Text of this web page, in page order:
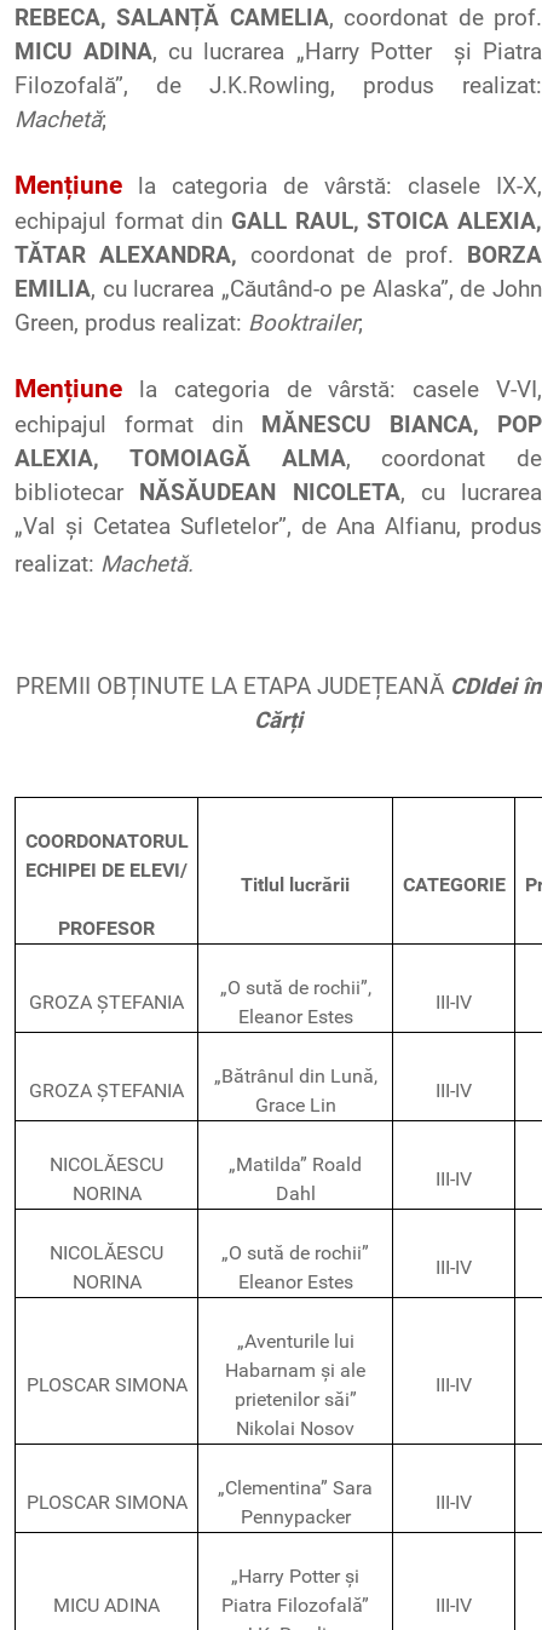
REBECA, SALANȚĂ CAMELIA, coordonat de prof.
MICU ADINA, cu lucrarea „Harry Potter și Piatra
Filozofală”, de J.K.Rowling, produs realizat:
Machetă;
Mențiune la categoria de vârstă: clasele IX-X,
echipajul format din GALL RAUL, STOICA ALEXIA,
TĂTAR ALEXANDRA, coordonatde prof.
BORZA
EMILIA, cu lucrarea „Căutând-o pe Alaska”, de John
Green, produs realizat: Booktrailer;
Mențiune la categoriadevârstă: casele V-VI,
echipajul
format din
MĂNESCU BIANCA, POP
ALEXIA, TOMOIAGĂ ALMA, coordonat de
bibliotecar
NĂSĂUDEAN NICOLETA, cu
lucrarea
„Val și Cetatea Sufletelor”, de Ana Alfianu, produs
realizat: Machetă.
PREMII OBȚINUTE LA ETAPA JUDEȚEANĂ CDIdei în
Cărți
COORDONATORUL
ECHIPEI DE ELEVI/
PROFESOR
Titlul lucrării CATEGORIE
GROZA ȘTEFANIA
„O sută de rochii”,
Eleanor Estes
III-IV
GROZA ȘTEFANIA
„Bătrânul din Lună,
Grace Lin
III-IV
NICOLĂESCU
NORINA
„Matilda” Roald
Dahl
III-IV
NICOLĂESCU
NORINA
„O sută de rochii”
Eleanor Estes
III-IV
PLOSCAR SIMONA
„Aventurile lui
Habarnam și ale
prietenilor săi”
Nikolai Nosov
III-IV
PLOSCAR SIMONA
„Clementina” Sara
Pennypacker
III-IV
MICU ADINA
„Harry Potter și
Piatra Filozofală”
III-IV